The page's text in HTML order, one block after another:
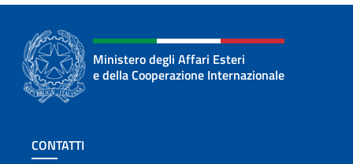
Ministero degli Affari Esteri
e della Cooperazione Internazionale
Sezione footer
CONTATTI